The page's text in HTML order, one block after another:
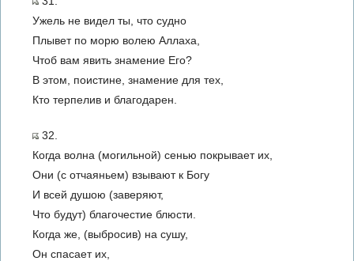
Ужель не видел ты, что судно
Плывет по морю волею Аллаха,
Чтоб вам явить знамение Его?
В этом, поистине, знамение для тех,
Кто терпелив и благодарен.
32.
Когда волна (могильной) сенью покрывает их,
Они (с отчаяньем) взывают к Богу
И всей душою (заверяют,
Что будут) благочестие блюсти.
Когда же, (выбросив) на сушу,
Он спасает их,